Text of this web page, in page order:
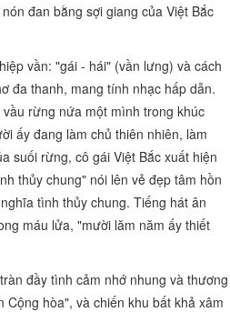
đan bằng sợi giang của Việt Bắc
vần:"gái - hái" (vần lưng) và cách
đa thanh, mang tính nhạc hấp dẫn.
rừng nứa một mình trong khúc
ấy đang làm chủ thiên nhiên, làm
suối rừng, cô gái Việt Bắc xuất hiện
thủy chung" nói lên vẻ đẹp tâm hồn
tình thủy chung. Tiếng hát ân
máu lửa,"mười lăm năm ấy thiết
đầy tình cảm nhớ nhung và thương
Cộng hòa", và chiến khu bất khả xâm